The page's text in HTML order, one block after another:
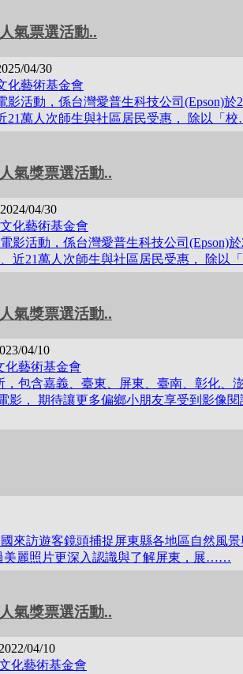
氣票選活動..
04/30
化藝術基金會
影活動，係台灣愛普生科技公司(Epson)於
21萬人次師生與社區居民受惠， 除以「
氣獎票選活動..
04/30
化藝術基金會
影活動，係台灣愛普生科技公司(Epson)
近21萬人次師生與社區居民受惠， 除
氣獎票選活動..
04/10
化藝術基金會
，包含嘉義、臺東、屏東、臺南、彰化、
影， 期待讓更多偏鄉小朋友享受到影像
來訪遊客鏡頭捕捉屏東縣各地區自然風景
美麗照片更深入認識與了解屏東，展……
氣獎票選活動..
04/10
化藝術基金會